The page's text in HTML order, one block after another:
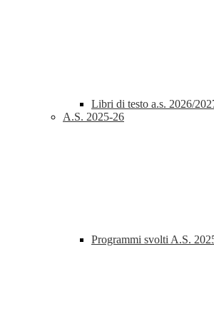
Libri di testo a.s. 2026/
A.S. 2025-26
Programmi svolti A.S.